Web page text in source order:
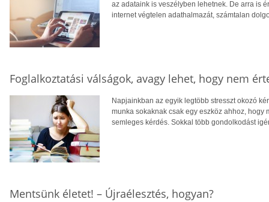
az adataink is veszélyben lehetnek. De arra is
internet végtelen adathalmazát, számtalan
Foglalkoztatási válságok, avagy lehet, hogy nem
Napjainkban az egyik legtöbb stresszt okozó
munka sokaknak csak egy eszköz ahhoz,
semleges kérdés. Sokkal több gondolkodást
Mentsünk életet! – Újraélesztés, hogyan?